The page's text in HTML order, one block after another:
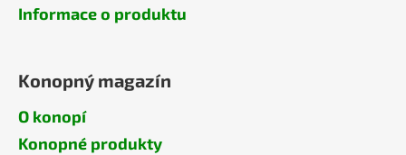
Informace o produktu
Konopný magazín
O konopí
Konopné produkty